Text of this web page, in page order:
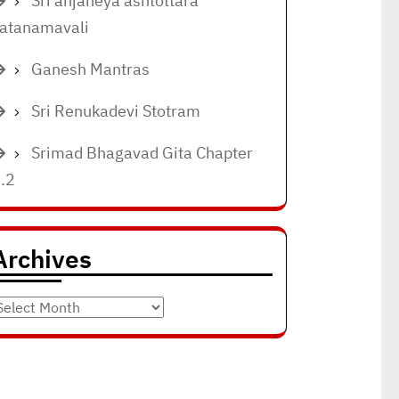
Ganesh Mantras
Sri Renukadevi Stotram
Srimad Bhagavad Gita Chapter